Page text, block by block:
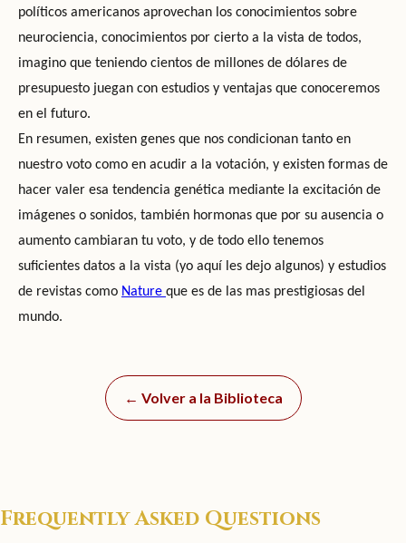
políticos americanos aprovechan los conocimientos sobre
neurociencia, conocimientos por cierto a la vista de todos,
imagino que teniendo cientos de millones de dólares de
presupuesto juegan con estudios y ventajas que conoceremos
en el futuro.
En resumen, existen genes que nos condicionan tanto en
nuestro voto como en acudir a la votación, y existen formas de
hacer valer esa tendencia genética mediante la excitación de
imágenes o sonidos, también hormonas que por su ausencia o
aumento cambiaran tu voto, y de todo ello tenemos
suficientes datos a la vista (yo aquí les dejo algunos) y estudios
de revistas como Nature que es de las mas prestigiosas del
mundo.
← Volver a la Biblioteca
Frequently Asked Questions